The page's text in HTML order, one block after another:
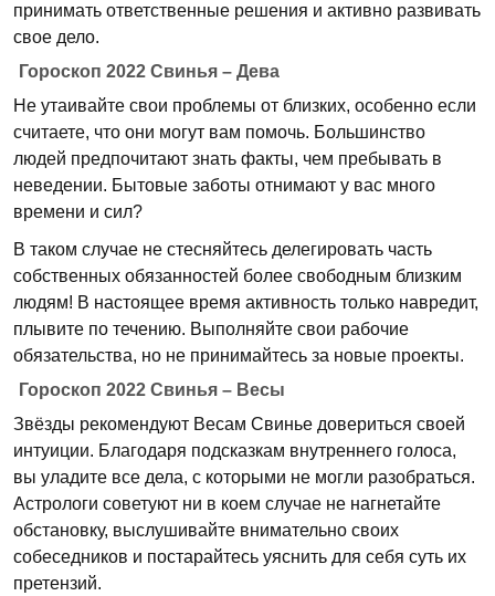
принимать ответственные решения и активно развивать
свое дело.
Гороскоп 2022 Свинья – Дева
Не утаивайте свои проблемы от близких, особенно если
считаете, что они могут вам помочь. Большинство
людей предпочитают знать факты, чем пребывать в
неведении. Бытовые заботы отнимают у вас много
времени и сил?
В таком случае не стесняйтесь делегировать часть
собственных обязанностей более свободным близким
людям! В настоящее время активность только навредит,
плывите по течению. Выполняйте свои рабочие
обязательства, но не принимайтесь за новые проекты.
Гороскоп 2022 Свинья – Весы
Звёзды рекомендуют Весам Свинье довериться своей
интуиции. Благодаря подсказкам внутреннего голоса,
вы уладите все дела, с которыми не могли разобраться.
Астрологи советуют ни в коем случае не нагнетайте
обстановку, выслушивайте внимательно своих
собеседников и постарайтесь уяснить для себя суть их
претензий.